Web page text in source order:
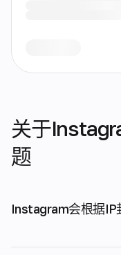
关于
题
Instagram会根据IP